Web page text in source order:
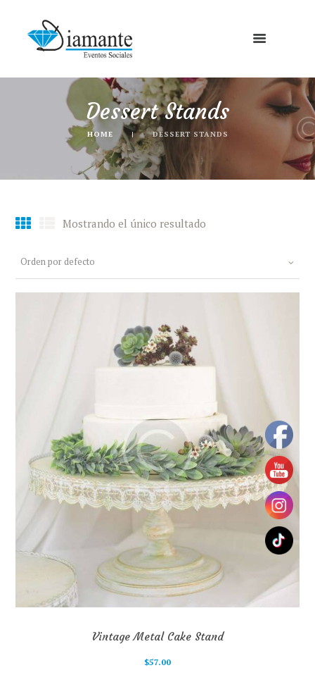
Dessert Stands
HOME DESSERT STANDS
Mostrando el único resultado
Vintage Metal Cake Stand
$57.00